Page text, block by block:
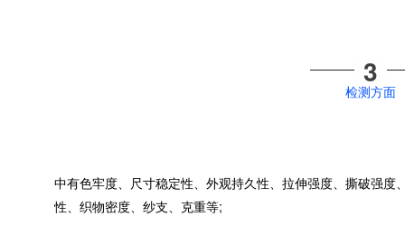
3
检测方面
中有色牢度、尺寸稳定性、外观持久性、拉伸强度、撕破强
性、织物密度、纱支、克重等;